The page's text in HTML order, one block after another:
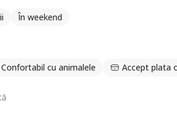
În weekend
Confortabil cu animalele Accept plata